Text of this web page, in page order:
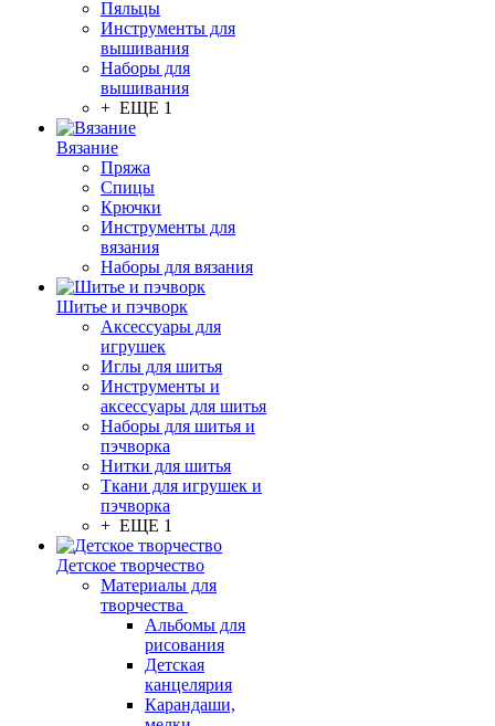
Пяльцы
Инструменты для
вышивания
Наборы для
вышивания
+ ЕЩЕ 1
Вязание
Пряжа
Спицы
Крючки
Инструменты для
вязания
Наборы для вязания
Шитье и пэчворк
Аксессуары для
игрушек
Иглы для шитья
Инструменты и
аксессуары для шитья
Наборы для шитья и
пэчворка
Нитки для шитья
Ткани для игрушек и
пэчворка
+ ЕЩЕ 1
Детское творчество
Материалы для
творчества
Альбомы для
рисования
Детская
канцелярия
Карандаши,